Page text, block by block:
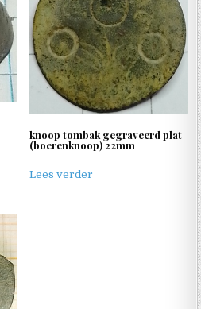
knoop tombak gegraveerd plat
(boerenknoop) 22mm
Lees verder